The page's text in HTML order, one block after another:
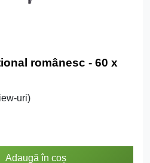
românesc - 60 x
uri)
Adaugă în coș